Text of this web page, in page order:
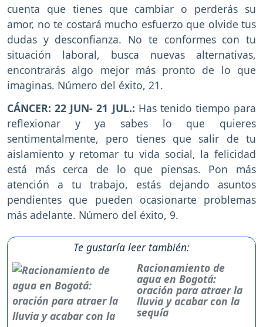
cuenta que tienes que cambiar o perderás su
amor, no te costará mucho esfuerzo que olvide tus
dudas y desconfianza. No te conformes con tu
situación laboral, busca nuevas alternativas,
encontrarás algo mejor más pronto de lo que
imaginas. Número del éxito, 21.
CÁNCER: 22 JUN- 21 JUL.: Has tenido tiempo para
reflexionar y ya sabes lo que quieres
sentimentalmente, pero tienes que salir de tu
aislamiento y retomar tu vida social, la felicidad
está más cerca de lo que piensas. Pon más
atención a tu trabajo, estás dejando asuntos
pendientes que pueden ocasionarte problemas
más adelante. Número del éxito, 9.
Te gustaría leer también:
Racionamiento de
agua en Bogotá:
oración para atraer la
lluvia y acabar con la
sequía